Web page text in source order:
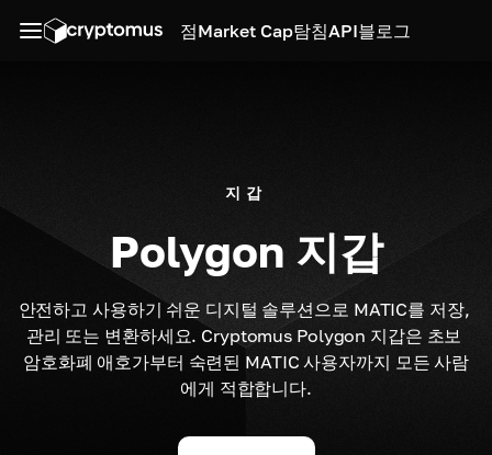
점Market Cap탐침API블로그
지갑
Polygon 지갑
안전하고 사용하기 쉬운 디지털 솔루션으로 MATIC를 저장,
관리 또는 변환하세요. Cryptomus Polygon 지갑은 초보
암호화폐 애호가부터 숙련된 MATIC 사용자까지 모든 사람
에게 적합합니다.